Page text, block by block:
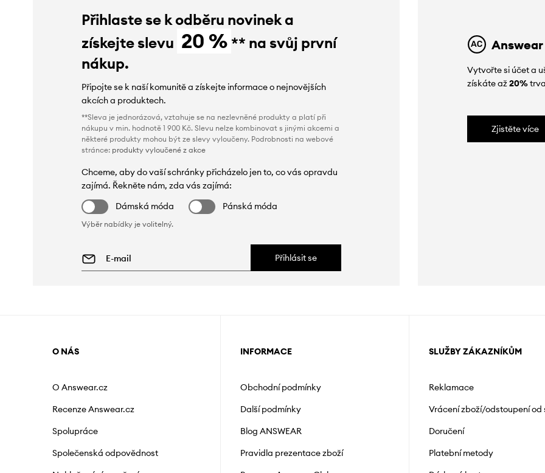
Přihlaste se k odběru novinek a
získejte slevu 20 % ** na svůj první
nákup.
Připojte se k naší komunitě a získejte informace o nejnovějších
akcích a produktech.
**Sleva je jednorázová, vztahuje se na nezlevněné produkty a platí při
nákupu v min. hodnotě 1 900 Kč. Slevu nelze kombinovat s jinými akcemi a
některé produkty mohou být ze slevy vyloučeny. Podrobnosti na webové
stránce: produkty vyloučené z akce
Chceme, aby do vaší schránky přicházelo jen to, co vás opravdu
zajímá. Řekněte nám, zda vás zajímá:
Dámská móda
Pánská móda
Výběr nabídky je volitelný.
Přihlásit se
Vytvořte si účet a
získáte až20%
Zjistěte více
O NÁS
O Answear.cz
Recenze Answear.cz
Spolupráce
Společenská odpovědnost
INFORMACE
Obchodní podmínky
Další podmínky
Blog ANSWEAR
Pravidla prezentace zboží
SLUŽBY ZÁKAZNÍKŮM
Reklamace
Vrácení zboží/odstoupení od
Doručení
Platební metody